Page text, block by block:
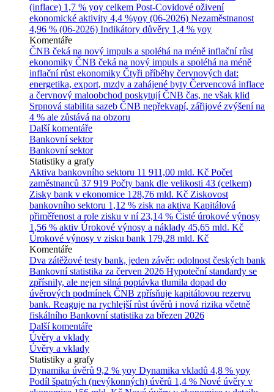
(inflace) 1,7 % yoy celkem Post-Covidové oživení
ekonomické aktivity 4,4 %yoy (06-2026) Nezaměstnanost
4,96 % (06-2026) Indikátory důvěry 1,4 % yoy
Komentáře
ČNB čeká na nový impuls a spoléhá na méně inflační růst
ekonomiky ČNB čeká na nový impuls a spoléhá na méně
inflační růst ekonomiky Čtyři příběhy červnových dat:
energetika, export, mzdy a zahájené byty Červencová inflace
a červnový maloobchod poskytují ČNB čas, ne však klid
Srpnová stabilita sazeb ČNB nepřekvapí, zářijové zvýšení na
4 % ale zůstává na obzoru
Další komentáře
Bankovní sektor
Bankovní sektor
Statistiky a grafy
Aktiva bankovního sektoru 11 911,00 mld. Kč Počet
zaměstnanců 37 919 Počty bank dle velikosti 43 (celkem)
Zisky bank v ekonomice 128,76 mld. Kč Ziskovost
bankovního sektoru 1,12 % zisk na aktiva Kapitálová
přiměřenost a role zisku v ní 23,14 % Čisté úrokové výnosy
1,56 % aktiv Úrokové výnosy a náklady 45,65 mld. Kč
Úrokové výnosy v zisku bank 179,28 mld. Kč
Komentáře
Dva zátěžové testy bank, jeden závěr: odolnost českých bank
Bankovní statistika za červen 2026 Hypoteční standardy se
zpřísnily, ale nejen silná poptávka tlumila dopad do
úvěrových podmínek ČNB zpřísňuje kapitálovou rezervu
bank. Reaguje na rychlejší růst úvěrů i nová rizika včetně
fiskálního Bankovní statistika za březen 2026
Další komentáře
Úvěry a vklady
Úvěry a vklady
Statistiky a grafy
Dynamika úvěrů 9,2 % yoy Dynamika vkladů 4,8 % yoy
Podíl špatných (nevýkonných) úvěrů 1,4 % Nové úvěry v